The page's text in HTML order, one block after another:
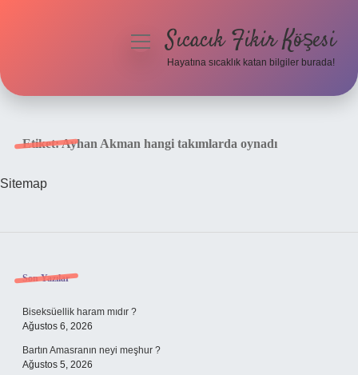
menüyüSıcacık Fikir Köşesi
Hayatına sıcaklık katan bilgiler burada!
Etiket:Ayhan Akman hangi takımlarda oynadı
Sitemap
Sidebar
Son Yazılar
Biseksüellik haram mıdır ?
Ağustos 6, 2026
Bartın Amasranın neyi meşhur ?
Ağustos 5, 2026